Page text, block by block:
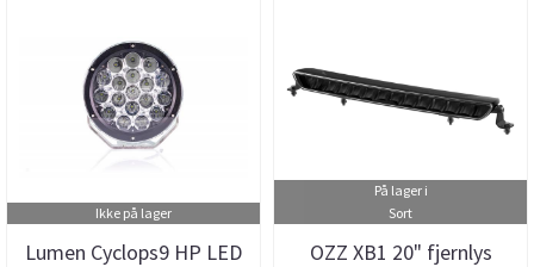
Ikke på lager
Lumen Cyclops9 HP LED
På lager i
Sort
OZZ XB1 20" fjernlys